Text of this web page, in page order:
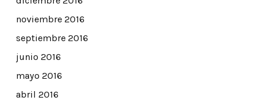
noviembre 2016
septiembre 2016
junio 2016
mayo 2016
abril 2016